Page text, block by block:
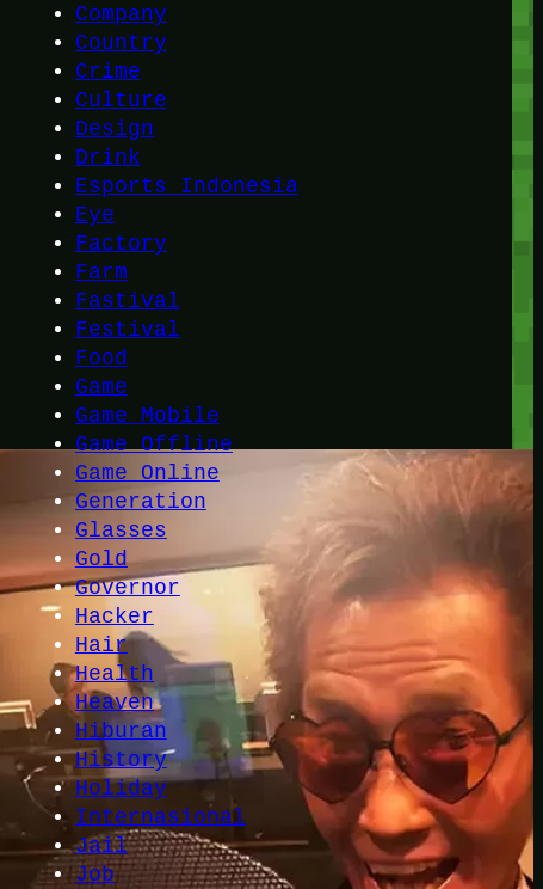
Company
Country
Crime
Culture
Design
Drink
Esports Indonesia
Eye
Factory
Farm
Fastival
Festival
Food
Game
Game Mobile
Game Offline
Game Online
Generation
Glasses
Gold
Governor
Hacker
Hair
Health
Heaven
Hiburan
History
Holiday
Internasional
Jail
Job